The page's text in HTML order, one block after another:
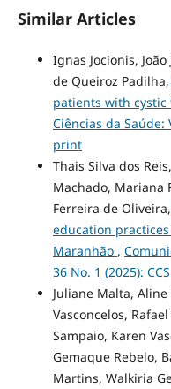
Similar Articles
Ignas Jocionis,
de Queiroz Padilha,
patients with
Ciências da Saúde:
print
Thais Silva dos
Machado, Mariana
Ferreira de Oliveira,
education
Maranhão ,
36 No. 1 (2025):
Juliane Malta,
Vasconcelos,
Sampaio, Karen
Gemaque Rebelo,
Martins, Walkiria